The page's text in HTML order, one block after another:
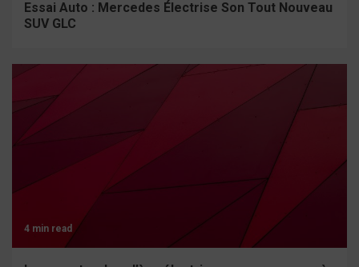
Essai Auto : Mercedes Électrise Son Tout Nouveau
SUV GLC
4 min read